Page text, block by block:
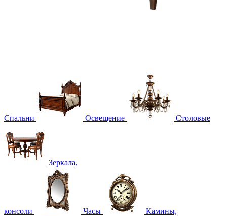
Спальни Освещение Столовые
Зеркала,
консоли Часы Камины,